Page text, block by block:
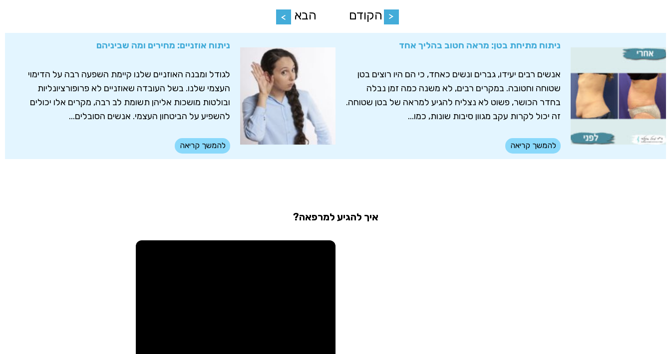
הקודם הבא
ניתוח מתיחת בטן: מראה חטוב בהליך אחד
אנשים רבים יעידו, גברים ונשים כאחד, כי הם היו רוצים בטן
שטוחה וחטובה. במקרים רבים, לא משנה כמה זמן נבלה
בחדר הכושר, פשוט לא נצליח להגיע למראה של בטן שטוחה.
זה יכול לקרות עקב מגוון סיבות שונות, כמו...
להמשך קריאה
ניתוח אוזניים: מחירים ומה שביניהם
לגודל ומבנה האוזניים שלנו קיימת השפעה רבה על הדימוי
העצמי שלנו. בשל העובדה שאוזניים לא פרופורציונליות
ובולטות מושכות אליהן תשומת לב רבה, מקרים אלו יכולים
להשפיע על הביטחון העצמי. אנשים הסובלים...
להמשך קריאה
איך להגיע למרפאה?